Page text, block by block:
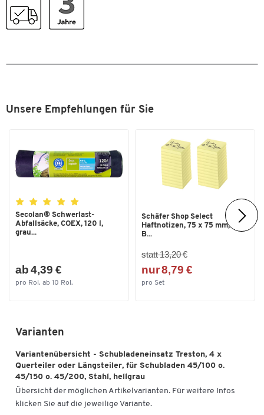
Unsere Empfehlungen für Sie
Secolan® Schwerlast-
Abfallsäcke, COEX, 120 l,
grau...
ab 4,39 €
pro Rol. ab 10 Rol.
Schäfer Shop Select
Haftnotizen, 75 x 75 mm, 100
B...
statt 13,20 €
nur 8,79 €
pro Set
Varianten
Variantenübersicht - Schubladeneinsatz Treston, 4 x
Querteiler oder Längsteiler, für Schubladen 45/100 o.
45/150 o. 45/200, Stahl, hellgrau
Übersicht der möglichen Artikelvarianten. Für weitere Infos
klicken Sie auf die jeweilige Variante.